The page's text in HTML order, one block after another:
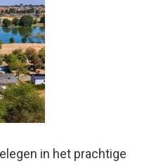
in het prachtige